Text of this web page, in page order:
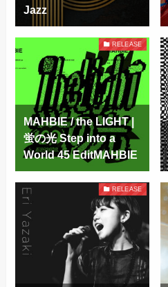
Jazz
RELEASE
MAHBIE / the LIGHT |
蛍の光 Step into a
World 45 EditMAHBIE
RELEASE